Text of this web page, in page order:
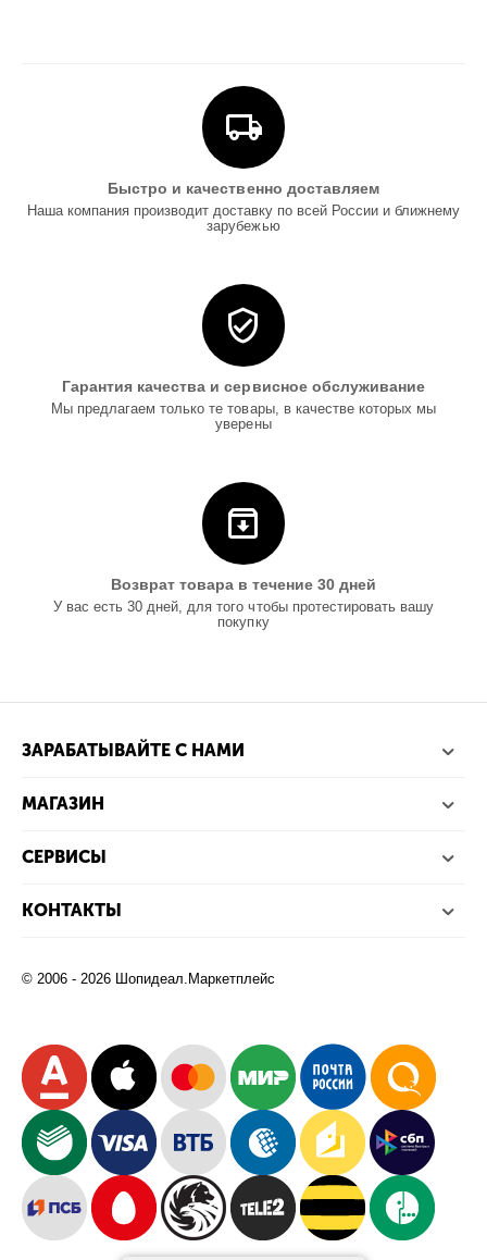
Быстро и качественно доставляем
Наша компания производит доставку по всей России и ближнему
зарубежью
Гарантия качества и сервисное обслуживание
Мы предлагаем только те товары, в качестве которых мы
уверены
Возврат товара в течение 30 дней
У вас есть 30 дней, для того чтобы протестировать вашу
покупку
ЗАРАБАТЫВАЙТЕ С НАМИ
МАГАЗИН
СЕРВИСЫ
КОНТАКТЫ
© 2006 - 2026 Шопидеал.Маркетплейс